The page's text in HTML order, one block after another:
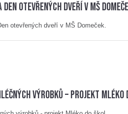
Den otevřených dveří v MŠ
otevřených dveří v MŠ Domeček.
výrobků – projekt Mléko